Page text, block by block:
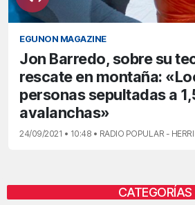
EGUNON MAGAZINE
Jon Barredo, sobre su
rescate en montaña:
personas sepultadas a
avalanchas»
24/09/2021 • 10:48 • RADIO POPULAR - HERRI
CATEGORÍAS